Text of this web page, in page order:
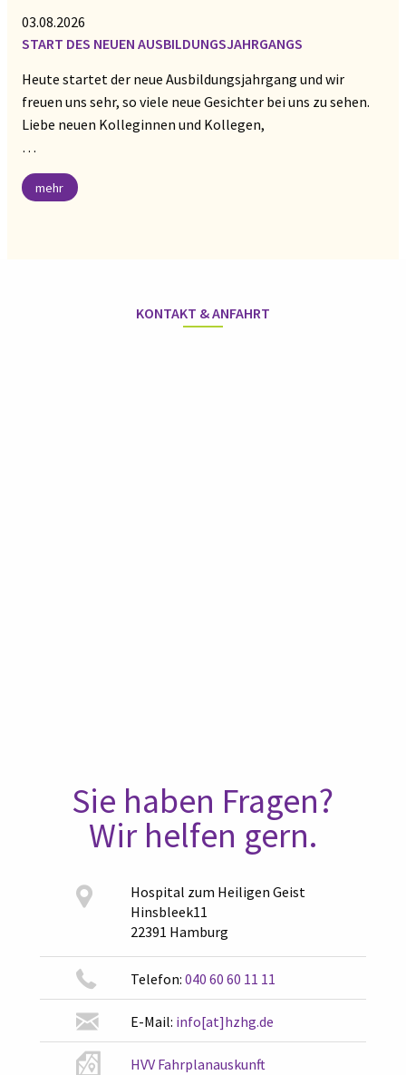
03.08.2026
START DES NEUEN AUSBILDUNGSJAHRGANGS
Heute startet der neue Ausbildungsjahrgang und wir
freuen uns sehr, so viele neue Gesichter bei uns zu sehen.
Liebe neuen Kolleginnen und Kollegen,
…
mehr
KONTAKT & ANFAHRT
Sie haben Fragen?
Wir helfen gern.
Hospital zum Heiligen Geist
Hinsbleek11
22391 Hamburg
Telefon: 040 60 60 11 11
E-Mail: info[at]hzhg.de
HVV Fahrplanauskunft